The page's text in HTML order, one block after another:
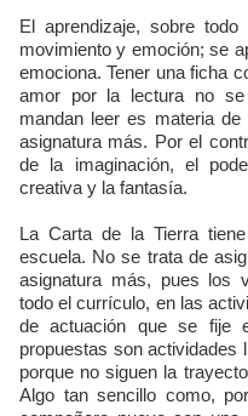
El aprendizaje, sobre
movimiento y emoción; se
emociona. Tener una ficha
amor por la lectura no
mandan leer es materia
asignatura más. Por el
de la imaginación, el
creativa y la fantasía.
La Carta de la Tierra
escuela. No se trata de
asignatura más, pues los
todo el currículo, en las
de actuación que se fije
propuestas son actividades
porque no siguen la
Algo tan sencillo como,